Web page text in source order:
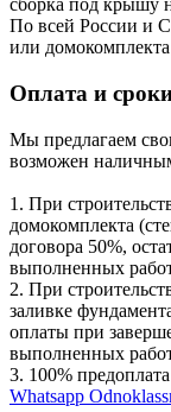
сборка под крышу
По всей России и
или
Оплата и
Мы предлагаем
возможен
1. При
домокомплекта
договора 50%,
выполненных
2. При
заливке
оплаты при
выполненных
3. 100%
Whatsapp